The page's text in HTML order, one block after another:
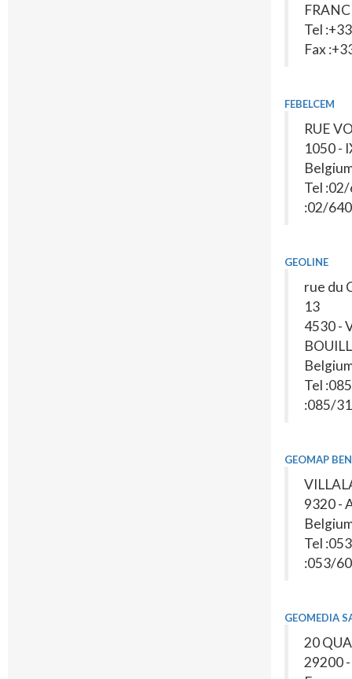
Tel
Fax
FEBELCEM
RUE
1050 -
Tel
:02/
GEOLINE
rue du
13
4530 -
Tel
:085/
GEOMAP
9320 -
Tel
:053/
GEOMEDIA
20
29200